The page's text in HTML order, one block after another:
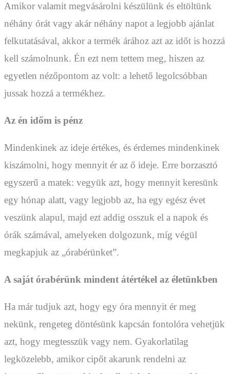
Amikor valamit megvásárolni készülünk és eltöltünk
néhány órát vagy akár néhány napot a legjobb ajánlat
felkutatásával, akkor a termék árához azt az időt is hozzá
kell számolnunk. Én ezt nem tettem meg, hiszen az
egyetlen nézőpontom az volt: a lehető legolcsóbban
jussak hozzá a termékhez.
Az én időm is pénz
Mindenkinek az ideje értékes, és érdemes mindenkinek
kiszámolni, hogy mennyit ér az ő ideje. Erre borzasztó
egyszerű a matek: vegyük azt, hogy mennyit keresünk
egy hónap alatt, vagy legjobb az, ha egy egész évet
veszünk alapul, majd ezt addig osszuk el a napok és
órák számával, amelyeken dolgozunk, míg végül
megkapjuk az „órabérünket”.
A saját órabérünk mindent átértékel az életünkben
Ha már tudjuk azt, hogy egy óra mennyit ér meg
nekünk, rengeteg döntésünk kapcsán fontolóra vehetjük
azt, hogy megtesszük vagy nem. Gyakorlatilag
legközelebb, amikor cipőt akarunk rendelni az